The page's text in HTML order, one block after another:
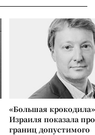
«Большая
Израиля показала
границ допустимого